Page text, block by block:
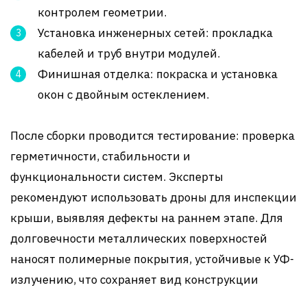
контролем геометрии.
Установка инженерных сетей: прокладка
кабелей и труб внутри модулей.
Финишная отделка: покраска и установка
окон с двойным остеклением.
После сборки проводится тестирование: проверка
герметичности, стабильности и
функциональности систем. Эксперты
рекомендуют использовать дроны для инспекции
крыши, выявляя дефекты на раннем этапе. Для
долговечности металлических поверхностей
наносят полимерные покрытия, устойчивые к УФ-
излучению, что сохраняет вид конструкции